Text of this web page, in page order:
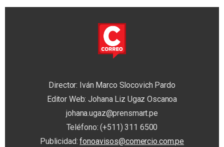
Director: Iván Marco Slocovich Pardo
Editor Web: Johana Liz Ugaz Oscanoa
johana.ugaz@prensmart.pe
Teléfono: (+511) 311 6500
Publicidad:fonoavisos@comercio.com.pe